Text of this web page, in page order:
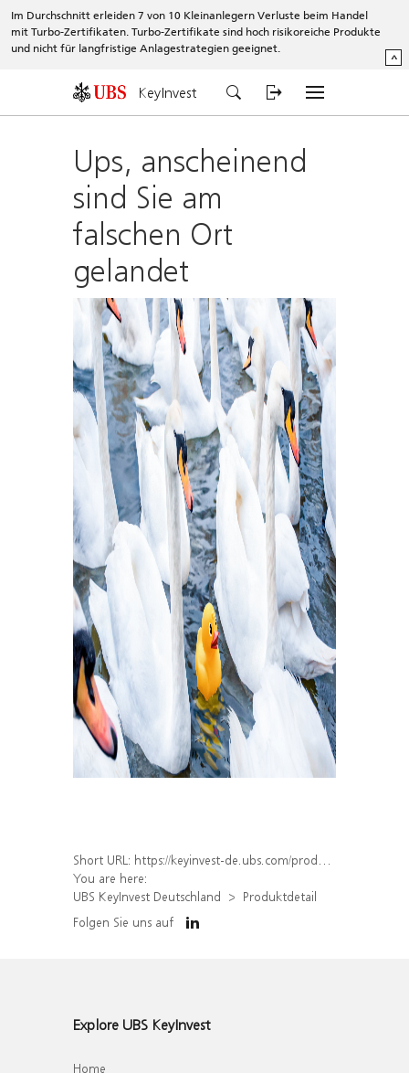
Im Durchschnitt erleiden 7 von 10 Kleinanlegern Verluste beim Handel
mit Turbo-Zertifikaten. Turbo-Zertifikate sind hoch risikoreiche Produkte
und nicht für langfristige Anlagestrategien geeignet.
^
KeyInvest
Ups, anscheinend
sind Sie am
falschen Ort
gelandet
Short URL: https://keyinvest-de.ubs.com/produkt/detail/index/isin/DE000WA6Y3M3
You are here:
UBS KeyInvest Deutschland
Produktdetail
Folgen Sie uns auf
Explore UBS KeyInvest
Home